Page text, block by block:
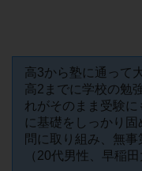
高3から塾に通って
高2までに学校の勉
れがそのまま受験
に基礎をしっかり
問に取り組み、無
（20代男性、早稲田